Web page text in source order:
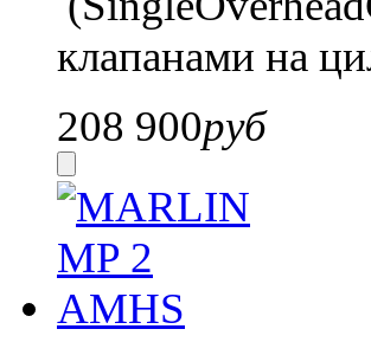
клапанами на
208 900руб